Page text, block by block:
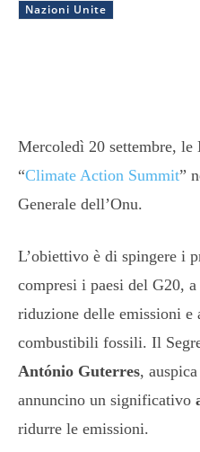
Nazioni Unite
Mercoledì 20 settembre,
“Climate Action Summit”
Generale dell’Onu.
L’obiettivo è di spingere i
compresi i paesi del G20,
riduzione delle emissioni e
combustibili fossili. Il
António Guterres,
annuncino un significativo
ridurre le emissioni.